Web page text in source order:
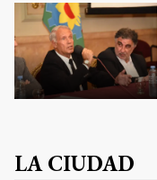
LA CIUDAD